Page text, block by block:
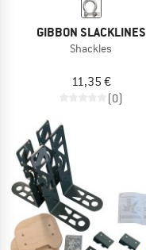
GIBBON SLACKLINES
Shackles
11,35 €
(0)